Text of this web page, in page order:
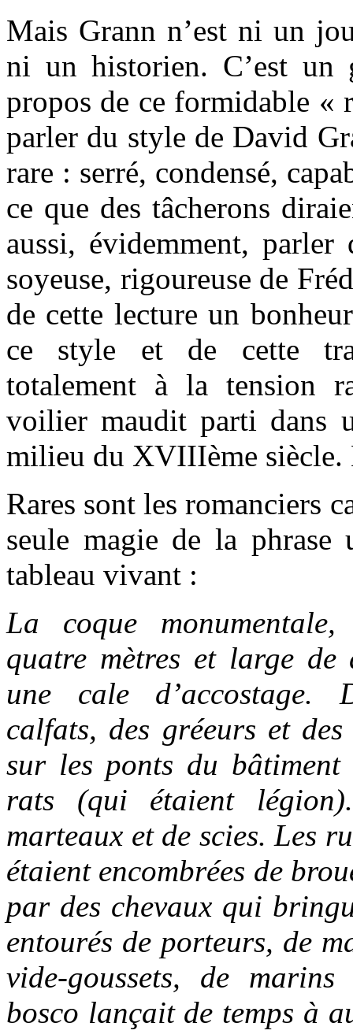
Mais Grann n’est ni un
ni un historien. C’est un
propos de ce formidable «
parler du style de David
rare : serré, condensé,
ce que des tâcherons
aussi, évidemment,
soyeuse, rigoureuse de
de cette lecture un
ce style et de cette
totalement à la tension
voilier maudit parti dans
milieu du XVIIIème siècle.
Rares sont les romanciers
seule magie de la
tableau vivant :
La coque
quatre mètres et large de
une cale d’accostage.
calfats, des gréeurs et
sur les ponts du bâtiment
rats (qui étaient
marteaux et de scies. Les
étaient encombrées de
par des chevaux qui
entourés de porteurs, de
vide-goussets, de
bosco lançait de temps à